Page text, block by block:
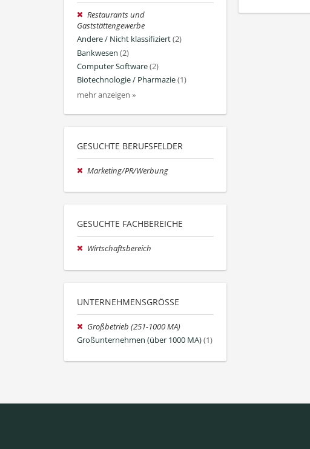
Restaurants und
Gaststättengewerbe
Andere / Nicht klassifiziert(2)
Bankwesen (2)
Computer Software(2)
Biotechnologie / Pharmazie(1)
mehr anzeigen »
GESUCHTE BERUFSFELDER
Marketing/PR/Werbung
GESUCHTE FACHBEREICHE
Wirtschaftsbereich
UNTERNEHMENSGRÖSSE
Großbetrieb (251-1000 MA)
Großunternehmen (über 1000 MA)(1)